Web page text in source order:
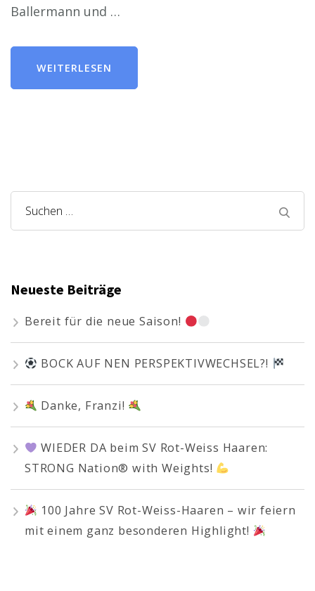
Ballermann und …
WEITERLESEN
Suchen
nach:
Neueste Beiträge
Bereit für die neue Saison!
BOCK AUF NEN PERSPEKTIVWECHSEL?!
Danke, Franzi!
WIEDER DA beim SV Rot-Weiss Haaren:
STRONG Nation® with Weights!
100 Jahre SV Rot-Weiss-Haaren – wir feiern
mit einem ganz besonderen Highlight!